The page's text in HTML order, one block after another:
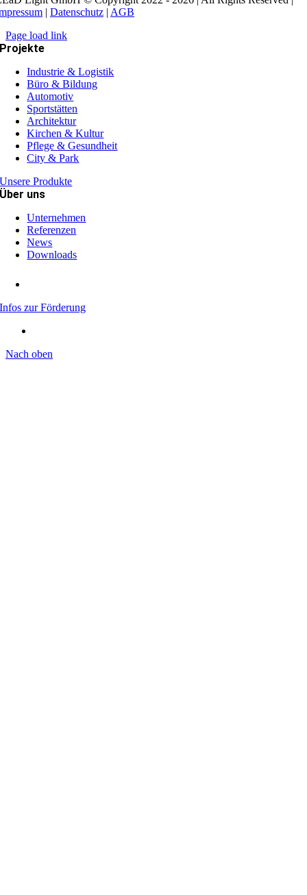
| Datenschutz | AGB
Page load link
Projekte
Industrie & Logistik
Büro & Bildung
Automotiv
Sportstätten
Architektur
Kirchen & Kultur
Pflege & Gesundheit
City & Park
Unsere Produkte
Über uns
Unternehmen
Referenzen
News
Downloads
Infos zur Förderung
Nach oben